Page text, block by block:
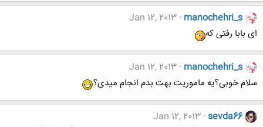
manochehri_s
Jan 12, 2013
ای بابا رفتی که
manochehri_s
Jan 12, 2013
سلام خوبی؟یه ماموریت بهت بدم انجام میدی؟
sevda66
Jan 12, 2013